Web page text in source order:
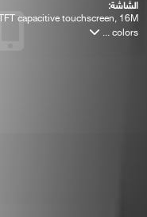
الشاشة:
TFT capacitive touchscreen, 16M
colors ...